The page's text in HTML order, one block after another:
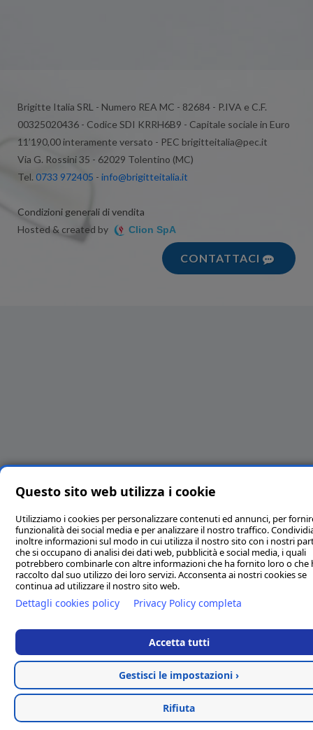
Brigitte Italia SRL - Numero REA MC - 82684 - P.IVA e C.F.
00325020436 - Codice SDI KRRH6B9 - Capitale sociale in Euro
11’190,00 interamente versato - PEC brigitteitalia@pec.it
Via G. Rossini 35 - 62029 Tolentino (MC)
Tel. 0733 972405 - info@brigitteitalia.it
Condizioni generali di vendita
Hosted & created by
Clion SpA
CONTATTACI
Questo sito web utilizza i cookie
Utilizziamo i cookies per personalizzare contenuti ed annunci, per
funzionalità dei social media e per analizzare il nostro traffico.
inoltre informazioni sul modo in cui utilizza il nostro sito con i nostri
che si occupano di analisi dei dati web, pubblicità e social media, i quali
potrebbero combinarle con altre informazioni che ha fornito loro o che
raccolto dal suo utilizzo dei loro servizi. Acconsenta ai nostri cookies se
continua ad utilizzare il nostro sito web.
Dettagli cookies policy Privacy Policy completa
Accetta tutti
Gestisci le impostazioni ›
Rifiuta